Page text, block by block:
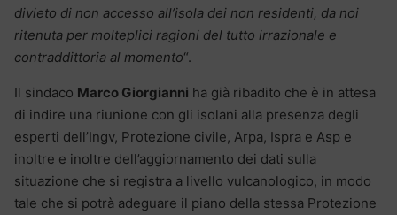
divieto di non accesso all’isola dei non residenti, da noi
ritenuta per molteplici ragioni del tutto irrazionale e
contraddittoria al momento“.
Il sindaco Marco Giorgianni ha già ribadito che è in attesa
di indire una riunione con gli isolani alla presenza degli
esperti dell’Ingv, Protezione civile, Arpa, Ispra e Asp e
inoltre e inoltre dell’aggiornamento dei dati sulla
situazione che si registra a livello vulcanologico, in modo
tale che si potrà adeguare il piano della stessa Protezione